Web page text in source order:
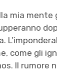
mia mente
come gli
Il rumore